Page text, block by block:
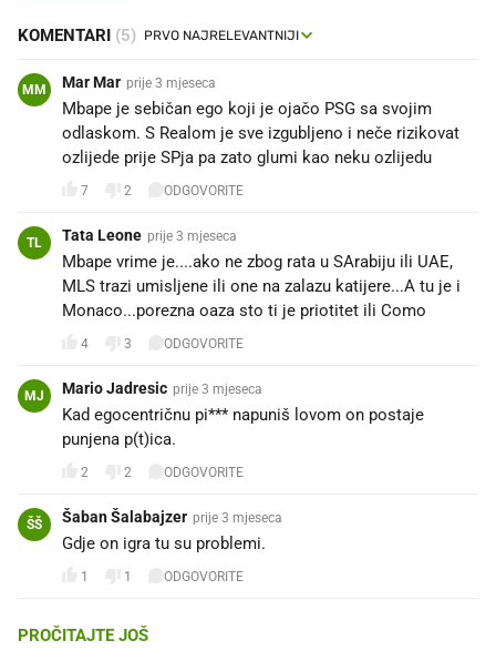
KOMENTARI (5)
MM Mar Mar prije 3 mjeseca
Mbape je sebičan ego koji je ojačo PSG sa svojim
odlaskom. S Realom je sve izgubljeno i neče rizikovat
ozlijede prije SPja pa zato glumi kao neku ozlijedu
7 2 ODGOVORITE
TL Tata Leone prije 3 mjeseca
Mbape vrime je....ako ne zbog rata u SArabiju ili UAE,
MLS trazi umisljene ili one na zalazu katijere...A tu je i
Monaco...porezna oaza sto ti je priotitet ili Como
4 3 ODGOVORITE
MJ Mario Jadresic prije 3 mjeseca
Kad egocentričnu pi*** napuniš lovom on postaje
punjena p(t)ica.
2 2 ODGOVORITE
ŠŠ Šaban Šalabajzer prije 3 mjeseca
Gdje on igra tu su problemi.
1 1 ODGOVORITE
PROČITAJTE JOŠ